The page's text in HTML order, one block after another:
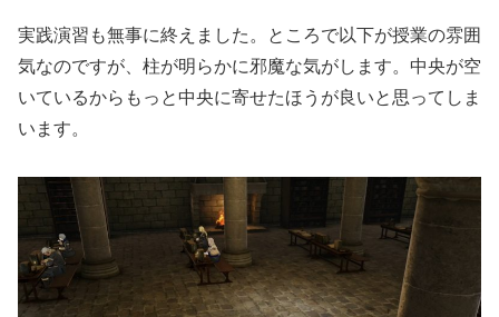
実践演習も無事に終えました。ところで以下が授業の雰囲
気なのですが、柱が明らかに邪魔な気がします。中央が空
いているからもっと中央に寄せたほうが良いと思ってしま
います。